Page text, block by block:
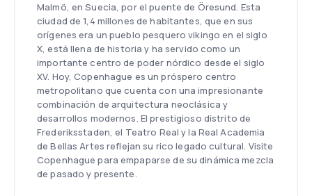
Malmö, en Suecia, por el puente de Öresund. Esta
ciudad de 1,4 millones de habitantes, que en sus
orígenes era un pueblo pesquero vikingo en el siglo
X, está llena de historia y ha servido como un
importante centro de poder nórdico desde el siglo
XV. Hoy, Copenhague es un próspero centro
metropolitano que cuenta con una impresionante
combinación de arquitectura neoclásica y
desarrollos modernos. El prestigioso distrito de
Frederiksstaden, el Teatro Real y la Real Academia
de Bellas Artes reflejan su rico legado cultural. Visite
Copenhague para empaparse de su dinámica mezcla
de pasado y presente.